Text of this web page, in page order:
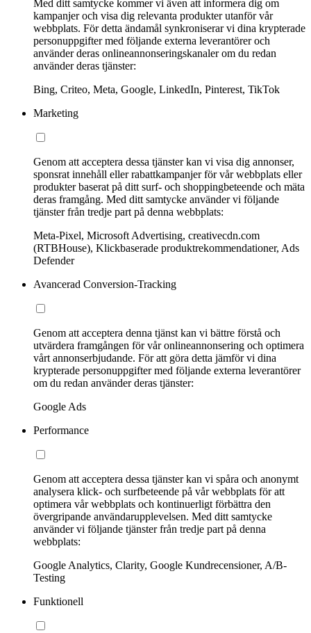
Med ditt samtycke kommer vi även att informera dig om
kampanjer och visa dig relevanta produkter utanför vår
webbplats. För detta ändamål synkroniserar vi dina krypterade
personuppgifter med följande externa leverantörer och
använder deras onlineannonseringskanaler om du redan
använder deras tjänster:
Bing, Criteo, Meta, Google, LinkedIn, Pinterest, TikTok
Marketing
Genom att acceptera dessa tjänster kan vi visa dig annonser,
sponsrat innehåll eller rabattkampanjer för vår webbplats eller
produkter baserat på ditt surf- och shoppingbeteende och mäta
deras framgång. Med ditt samtycke använder vi följande
tjänster från tredje part på denna webbplats:
Meta-Pixel, Microsoft Advertising, creativecdn.com
(RTBHouse), Klickbaserade produktrekommendationer, Ads
Defender
Avancerad Conversion-Tracking
Genom att acceptera denna tjänst kan vi bättre förstå och
utvärdera framgången för vår onlineannonsering och optimera
vårt annonserbjudande. För att göra detta jämför vi dina
krypterade personuppgifter med följande externa leverantörer
om du redan använder deras tjänster:
Google Ads
Performance
Genom att acceptera dessa tjänster kan vi spåra och anonymt
analysera klick- och surfbeteende på vår webbplats för att
optimera vår webbplats och kontinuerligt förbättra den
övergripande användarupplevelsen. Med ditt samtycke
använder vi följande tjänster från tredje part på denna
webbplats:
Google Analytics, Clarity, Google Kundrecensioner, A/B-
Testing
Funktionell